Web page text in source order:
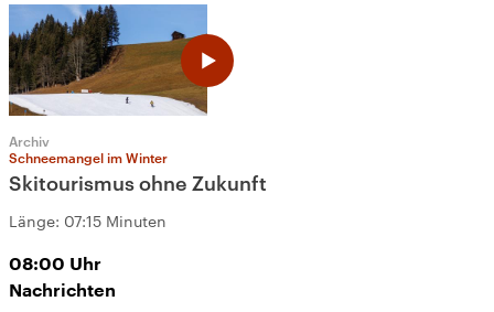
Archiv
Schneemangel im Winter
Skitourismus ohne Zukunft
Länge: 07:15 Minuten
08:00 Uhr
Nachrichten